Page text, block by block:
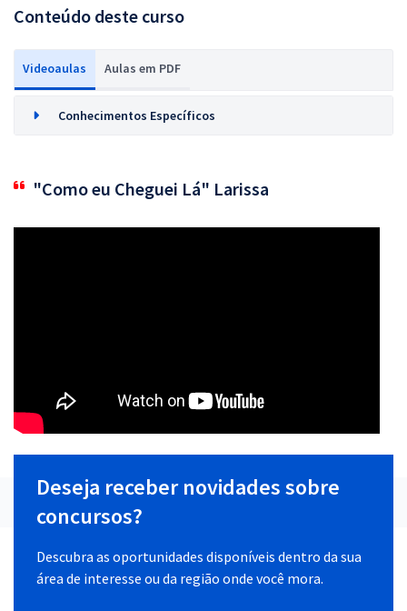
Conteúdo deste curso
Videoaulas Aulas em PDF
Conhecimentos Específicos
"Como eu Cheguei Lá" Larissa
Deseja receber novidades sobre
concursos?
Descubra as oportunidades disponíveis dentro da sua
área de interesse ou da região onde você mora.